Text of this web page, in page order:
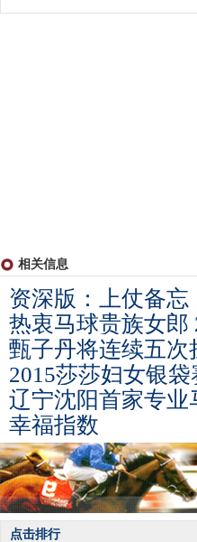
相关信息
资深版：上仗备忘
热衷马球贵族女郎
甄子丹将连续五次
2015莎莎妇女银
辽宁沈阳首家专业
幸福指数
点击排行